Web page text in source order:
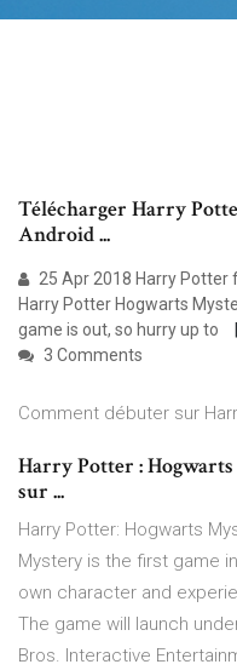
Télécharger Harry
Android ...
25 Apr 2018 Harry
Harry Potter Hogwarts
game is out, so hurry up to
3 Comments
Comment débuter sur
Harry Potter :
sur ...
Harry Potter: Hogwarts
Mystery is the first game
own character and
The game will launch
Bros. Interactive